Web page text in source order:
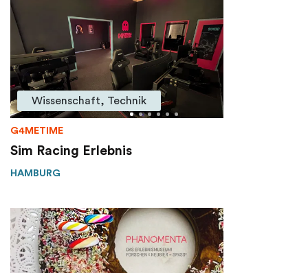
Wissenschaft, Technik
G4METIME
Sim Racing Erlebnis
HAMBURG